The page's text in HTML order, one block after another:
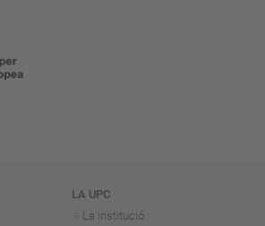
LA UPC
La institució